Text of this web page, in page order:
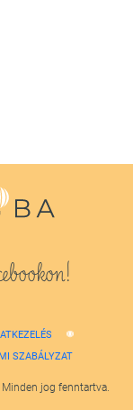
SZABÁLYZAT
jog fenntartva.